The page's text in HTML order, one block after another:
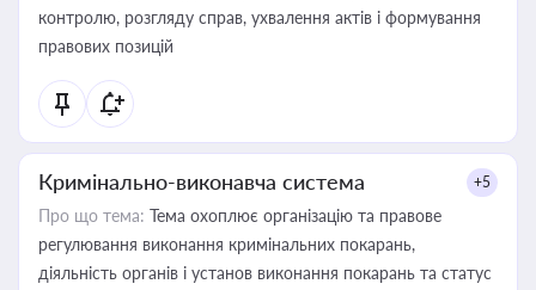
контролю, розгляду справ, ухвалення актів і формування
правових позицій
Кримінально-виконавча система +5
Про що тема: Тема охоплює організацію та правове
регулювання виконання кримінальних покарань,
діяльність органів і установ виконання покарань та статус